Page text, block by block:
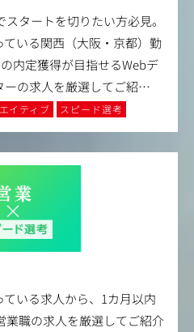
タートを切りたい方必見。
いる関西（大阪・京都）勤
内定獲得が目指せるWebデ
の求人を厳選してご紹…
イティブ スピード選考
いる求人から、1カ月以内
業職の求人を厳選してご紹介